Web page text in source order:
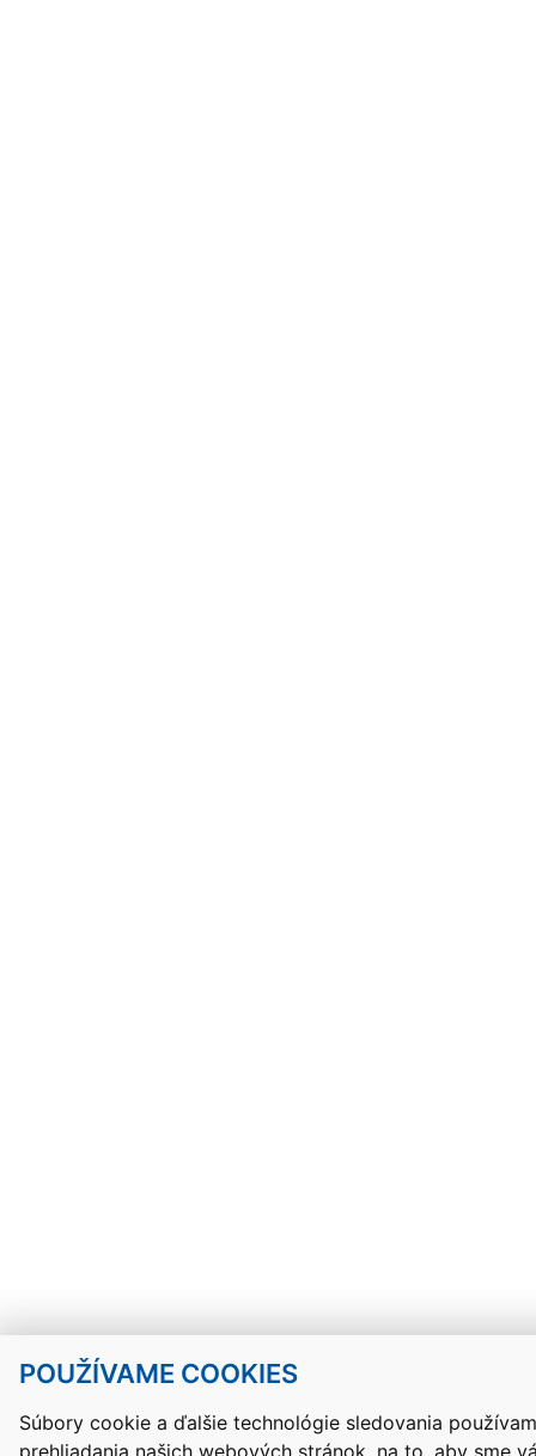
POUŽÍVAME COOKIES
Súbory cookie a ďalšie technológie sledovania
prehliadania našich webových stránok, na to, aby sme